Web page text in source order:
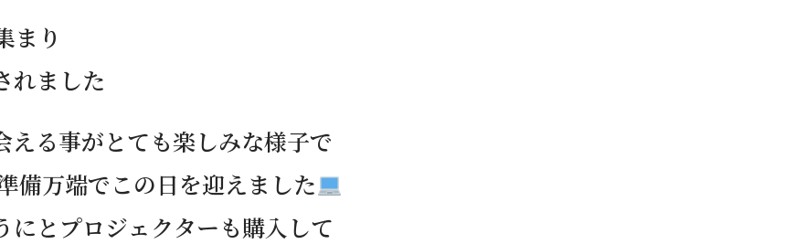
まり
れました
える事がとても楽しみな様子で
備万端でこの日を迎えました
にとプロジェクターも購入して